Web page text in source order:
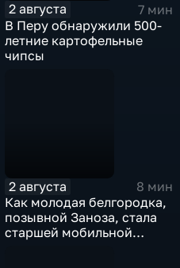
2 августа
7 мин
В Перу обнаружили 500-
летние картофельные
чипсы
2 августа
8 мин
Как молодая белгородка,
позывной Заноза, стала
старшей мобильной